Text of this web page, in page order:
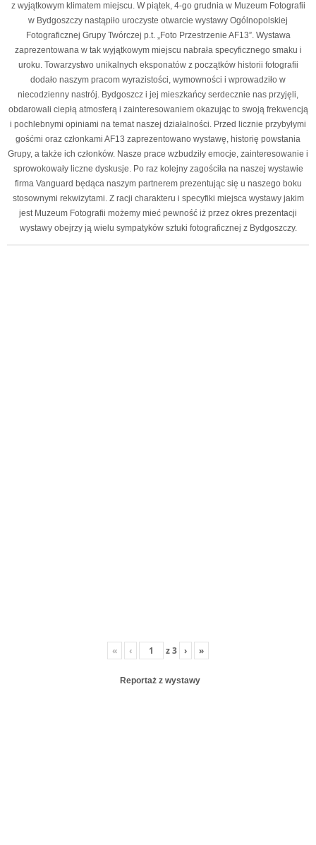
z wyjątkowym klimatem miejscu. W piątek, 4-go grudnia w Muzeum Fotografii
w Bydgoszczy nastąpiło uroczyste otwarcie wystawy Ogólnopolskiej
Fotograficznej Grupy Twórczej p.t. „Foto Przestrzenie AF13”. Wystawa
zaprezentowana w tak wyjątkowym miejscu nabrała specyficznego smaku i
uroku. Towarzystwo unikalnych eksponatów z początków historii fotografii
dodało naszym pracom wyrazistości, wymowności i wprowadziło w
niecodzienny nastrój. Bydgoszcz i jej mieszkańcy serdecznie nas przyjęli,
obdarowali ciepłą atmosferą i zainteresowaniem okazując to swoją frekwencją
i pochlebnymi opiniami na temat naszej działalności. Przed licznie przybyłymi
gośćmi oraz członkami AF13 zaprezentowano wystawę, historię powstania
Grupy, a także ich członków. Nasze prace wzbudziły emocje, zainteresowanie i
sprowokowały liczne dyskusje. Po raz kolejny zagościła na naszej wystawie
firma Vanguard będąca naszym partnerem prezentując się u naszego boku
stosownymi rekwizytami. Z racji charakteru i specyfiki miejsca wystawy jakim
jest Muzeum Fotografii możemy mieć pewność iż przez okres prezentacji
wystawy obejrzy ją wielu sympatyków sztuki fotograficznej z Bydgoszczy.
« ‹ z3 › »
Reportaż z wystawy